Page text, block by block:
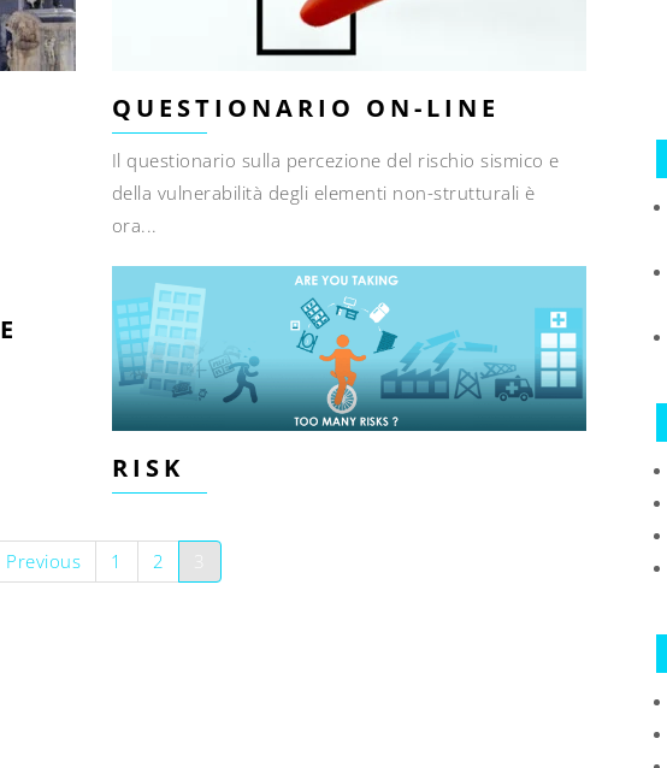
QUESTIONARIO ON-LINE
Il questionario sulla percezione del rischio sismico e
della vulnerabilità degli elementi non-strutturali è
ora...
RISK
1 2